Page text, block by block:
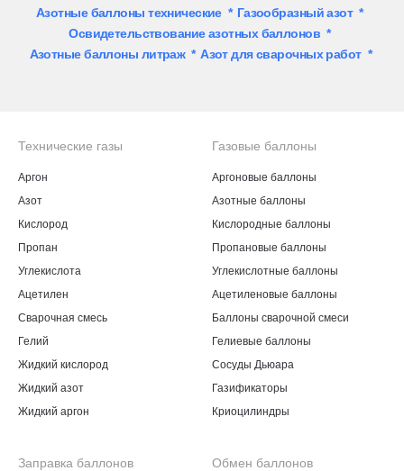
Азотные баллоны технические* Газообразный азот*
Освидетельствование азотных баллонов *
Азотные баллоны литраж* Азот для сварочных работ*
Технические газы
Аргон
Азот
Кислород
Пропан
Углекислота
Ацетилен
Сварочная смесь
Гелий
Жидкий кислород
Жидкий азот
Жидкий аргон
Газовые баллоны
Аргоновые баллоны
Азотные баллоны
Кислородные баллоны
Пропановые баллоны
Углекислотные баллоны
Ацетиленовые баллоны
Баллоны сварочной смеси
Гелиевые баллоны
Сосуды Дьюара
Газификаторы
Криоцилиндры
Заправка баллонов Обмен баллонов